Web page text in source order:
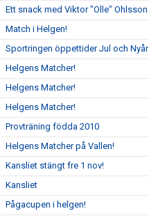
Ett snack med Viktor "Olle" Ohlsson
Match i Helgen!
Sportringen öppettider Jul och Nyår
Helgens Matcher!
Helgens Matcher!
Helgens Matcher!
Provträning födda 2010
Helgens Matcher på Vallen!
Kansliet stängt fre 1 nov!
Kansliet
Pågacupen i helgen!